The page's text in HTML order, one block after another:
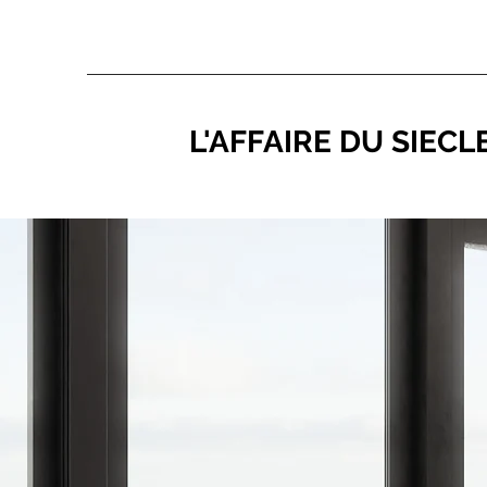
L'AFFAIRE DU